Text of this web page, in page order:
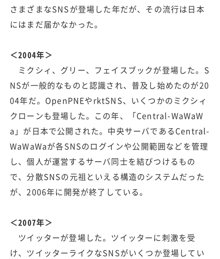
さまざまなSNSが登場した年だが、その流行は日本
にはまだ届かなかった。
＜2004年＞
ミクシィ、グリー、フェイスブックが登場した。S
NSが一般的なものと認識され、普及し始めたのが20
04年だ。OpenPNEやrktSNS、いくつかのミクシィ
クローンも登場した。この年、「Central-WaWaW
a」が日本で公開された。中央サーバであるCentral-
WaWaWaが各SNSのログインや公開範囲などを管理
し、個人が運営するサーバ同士を結びつけるもの
で、分散SNSの元祖といえる構造のシステムだった
が、2006年に開発が終了している。
＜2007年＞
ツイッターが登場した。ツイッターに刺激を受
け、ツイッターライクなSNSがいくつか登場してい